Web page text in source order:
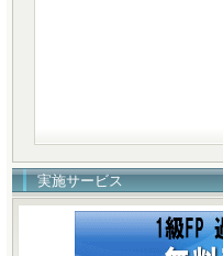
実施サービス